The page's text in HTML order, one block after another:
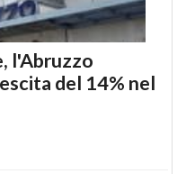
l'Abruzzo
del 14% nel